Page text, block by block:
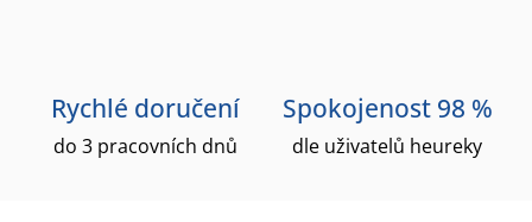
Rychlé doručení
do 3 pracovních dnů
Spokojenost 98 %
dle uživatelů heureky